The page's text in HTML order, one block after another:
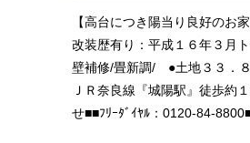
【高台につき陽当り良好の
改装歴有り：平成１６年３月
壁補修/畳新調/ ●土地３３．
ＪＲ奈良線『城陽駅』徒歩
せ■■ﾌﾘｰﾀﾞｲﾔﾙ：0120-84-